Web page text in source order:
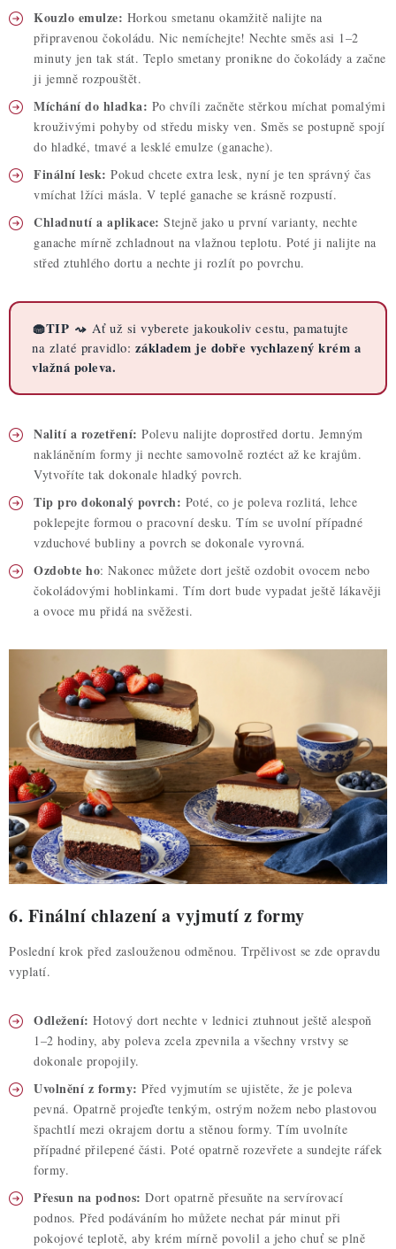
Kouzlo emulze: Horkou smetanu okamžitě nalijte na
připravenou čokoládu. Nic nemíchejte! Nechte směs asi 1–2
minuty jen tak stát. Teplo smetany pronikne do čokolády a začne
ji jemně rozpouštět.
Míchání do hladka: Po chvíli začněte stěrkou míchat pomalými
krouživými pohyby od středu misky ven. Směs se postupně spojí
do hladké, tmavé a lesklé emulze (ganache).
Finální lesk: Pokud chcete extra lesk, nyní je ten správný čas
vmíchat lžíci másla. V teplé ganache se krásně rozpustí.
Chladnutí a aplikace: Stejně jako u první varianty, nechte
ganache mírně zchladnout na vlažnou teplotu. Poté ji nalijte na
střed ztuhlého dortu a nechte ji rozlít po povrchu.
🧁TIP ⤳ Ať už si vyberete jakoukoliv cestu, pamatujte
na zlaté pravidlo: základem je dobře vychlazený krém a
vlažná poleva.
Nalití a rozetření: Polevu nalijte doprostřed dortu. Jemným
nakláněním formy ji nechte samovolně roztéct až ke krajům.
Vytvoříte tak dokonale hladký povrch.
Tip pro dokonalý povrch: Poté, co je poleva rozlitá, lehce
poklepejte formou o pracovní desku. Tím se uvolní případné
vzduchové bubliny a povrch se dokonale vyrovná.
Ozdobte ho: Nakonec můžete dort ještě ozdobit ovocem nebo
čokoládovými hoblinkami. Tím dort bude vypadat ještě lákavěji
a ovoce mu přidá na svěžesti.
6. Finální chlazení a vyjmutí z formy
Poslední krok před zaslouženou odměnou. Trpělivost se zde opravdu
vyplatí.
Odležení: Hotový dort nechte v lednici ztuhnout ještě alespoň
1–2 hodiny, aby poleva zcela zpevnila a všechny vrstvy se
dokonale propojily.
Uvolnění z formy: Před vyjmutím se ujistěte, že je poleva
pevná. Opatrně projeďte tenkým, ostrým nožem nebo plastovou
špachtlí mezi okrajem dortu a stěnou formy. Tím uvolníte
případné přilepené části. Poté opatrně rozevřete a sundejte ráfek
formy.
Přesun na podnos: Dort opatrně přesuňte na servírovací
podnos. Před podáváním ho můžete nechat pár minut při
pokojové teplotě, aby krém mírně povolil a jeho chuť se plně